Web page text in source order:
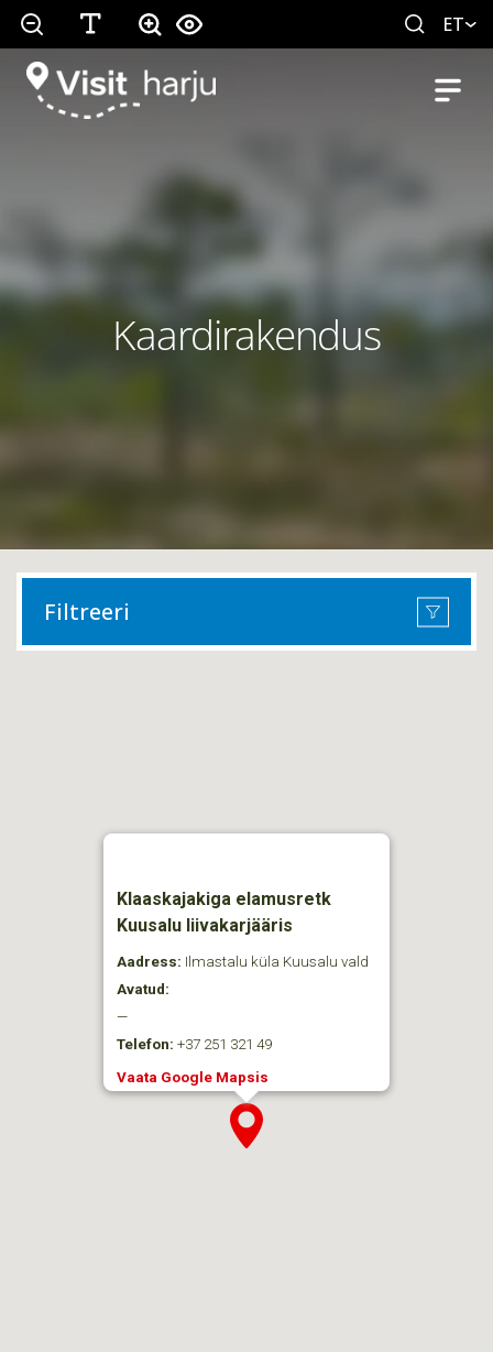
ET
Kaardirakendus
Filtreeri
Klaaskajakiga elamusretk
Kuusalu liivakarjääris
Aadress: Ilmastalu küla Kuusalu vald
Avatud:
—
Telefon: +37 251 321 49
Vaata Google Mapsis